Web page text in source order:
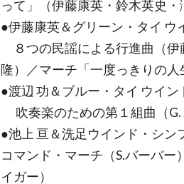
って」（伊藤康英・鈴木英史・
●伊藤康英＆グリーン・タイ ウ
８つの民謡による行進曲（伊
隆）／マーチ「一度っきりの人
●渡辺 功＆ブルー・タイ ウイ
吹奏楽のための第１組曲（G.
●池上 亘＆洗足ウインド・シン
コマンド・マーチ（S.バーバー
イガー）